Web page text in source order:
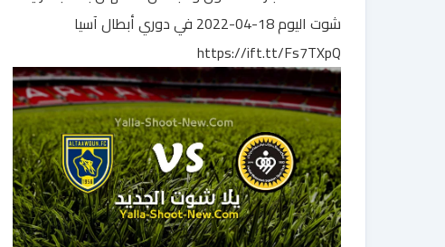
شوت اليوم 18-04-2022 في دوري أبطال آسيا
https://ift.tt/Fs7TXpQ